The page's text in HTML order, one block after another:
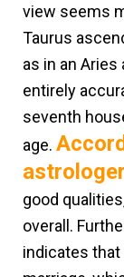
view seems
Taurus
as in an
entirely
seventh
age.
astrologer
good
overall.
indicates